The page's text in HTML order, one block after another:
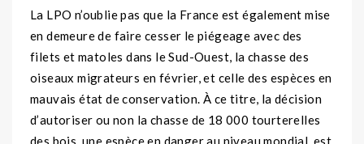
La LPO n’oublie pas que la France est également mise
en demeure de faire cesser le piégeage avec des
filets et matoles dans le Sud-Ouest, la chasse des
oiseaux migrateurs en février, et celle des espèces en
mauvais état de conservation. À ce titre, la décision
d’autoriser ou non la chasse de 18 000 tourterelles
des bois, une espèce en danger au niveau mondial, est